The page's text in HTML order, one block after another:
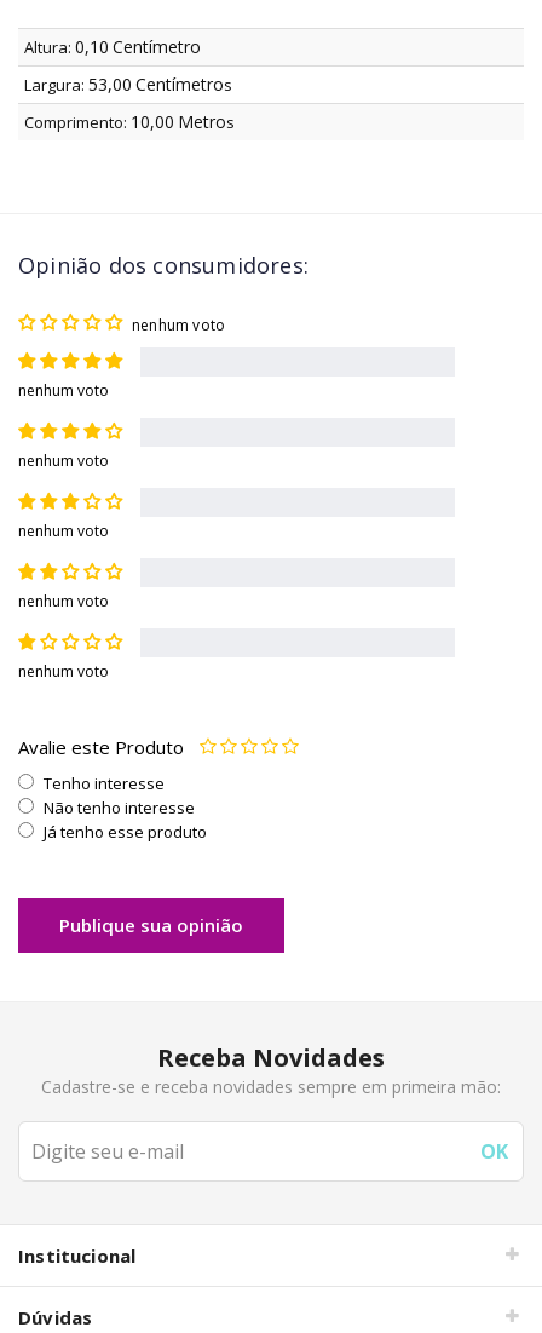
Altura: 0,10 Centímetro
Largura: 53,00 Centímetros
Comprimento: 10,00 Metros
Opinião dos consumidores:
nenhum voto
nenhum voto
nenhum voto
nenhum voto
nenhum voto
nenhum voto
Avalie este Produto
Tenho interesse
Não tenho interesse
Já tenho esse produto
Publique sua opinião
Receba Novidades
Cadastre-se e receba novidades sempre em primeira mão:
Institucional
Dúvidas